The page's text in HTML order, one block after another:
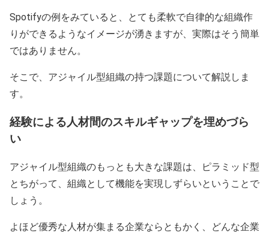
Spotifyの例をみていると、とても柔軟で自律的な組織作
りができるようなイメージが湧きますが、実際はそう簡単
ではありません。
そこで、アジャイル型組織の持つ課題について解説しま
す。
経験による人材間のスキルギャップを埋めづら
い
アジャイル型組織のもっとも大きな課題は、ピラミッド型
とちがって、組織として機能を実現しずらいということで
しょう。
よほど優秀な人材が集まる企業ならともかく、どんな企業